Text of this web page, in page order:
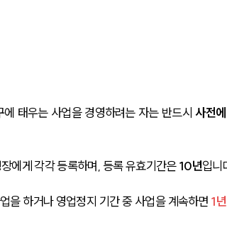
태우는 사업을 경영하려는 자는 반드시 사전
에게 각각 등록하며, 등록 유효기간은 10년입니
을 하거나 영업정지 기간 중 사업을 계속하면 1